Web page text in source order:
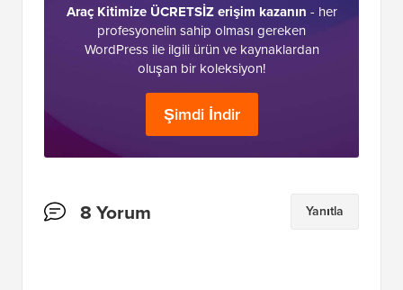
Araç Kitimize ÜCRETSİZ erişim kazanın - her
profesyonelin sahip olması gereken
WordPress ile ilgili ürün ve kaynaklardan
oluşan bir koleksiyon!
Şimdi İndir
Okuyucu
8 Yorum Yanıtla